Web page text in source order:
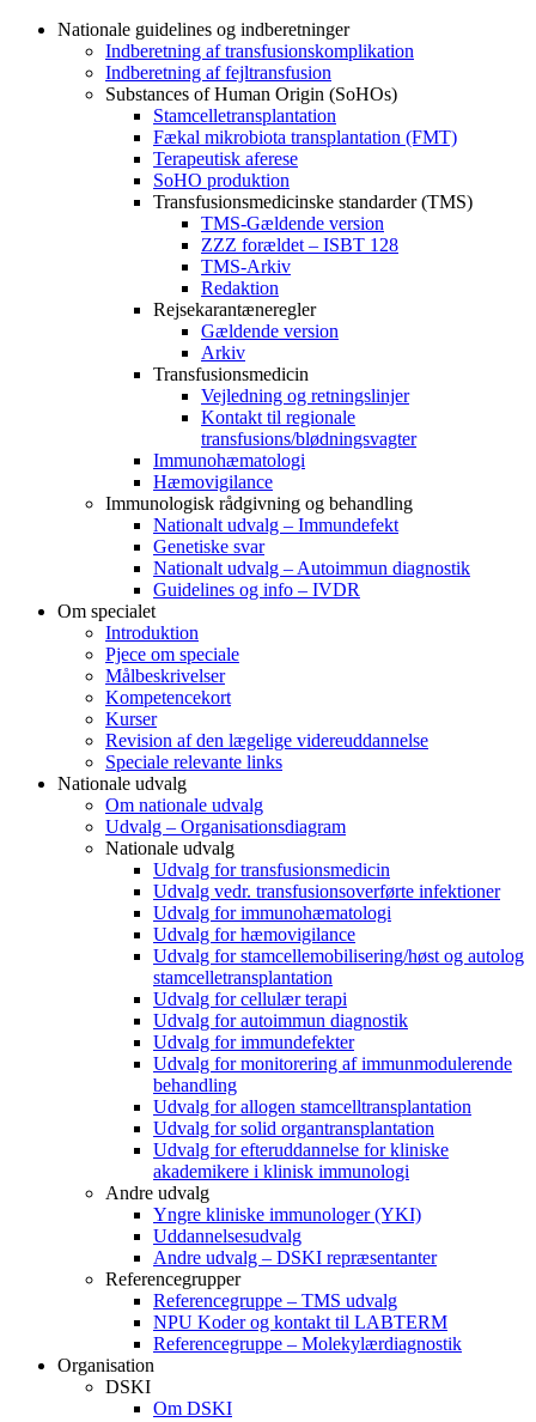
Nationale guidelines og indberetninger
Indberetning af transfusionskomplikation
Indberetning af fejltransfusion
Substances of Human Origin (SoHOs)
Stamcelletransplantation
Fækal mikrobiota transplantation (FMT)
Terapeutisk aferese
SoHO produktion
Transfusionsmedicinske standarder (TMS)
TMS-Gældende version
ZZZ forældet – ISBT 128
TMS-Arkiv
Redaktion
Rejsekarantæneregler
Gældende version
Arkiv
Transfusionsmedicin
Vejledning og retningslinjer
Kontakt til regionale
transfusions/blødningsvagter
Immunohæmatologi
Hæmovigilance
Immunologisk rådgivning og behandling
Nationalt udvalg – Immundefekt
Genetiske svar
Nationalt udvalg – Autoimmun diagnostik
Guidelines og info – IVDR
Om specialet
Introduktion
Pjece om speciale
Målbeskrivelser
Kompetencekort
Kurser
Revision af den lægelige videreuddannelse
Speciale relevante links
Nationale udvalg
Om nationale udvalg
Udvalg – Organisationsdiagram
Nationale udvalg
Udvalg for transfusionsmedicin
Udvalg vedr. transfusionsoverførte infektioner
Udvalg for immunohæmatologi
Udvalg for hæmovigilance
Udvalg for stamcellemobilisering/høst og autolog
stamcelletransplantation
Udvalg for cellulær terapi
Udvalg for autoimmun diagnostik
Udvalg for immundefekter
Udvalg for monitorering af immunmodulerende
behandling
Udvalg for allogen stamcelltransplantation
Udvalg for solid organtransplantation
Udvalg for efteruddannelse for kliniske
akademikere i klinisk immunologi
Andre udvalg
Yngre kliniske immunologer (YKI)
Uddannelsesudvalg
Andre udvalg – DSKI repræsentanter
Referencegrupper
Referencegruppe – TMS udvalg
NPU Koder og kontakt til LABTERM
Referencegruppe – Molekylærdiagnostik
Organisation
DSKI
Om DSKI